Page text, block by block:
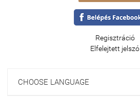
Regisztráció
Elfelejtett jelszó
CHOOSE LANGUAGE